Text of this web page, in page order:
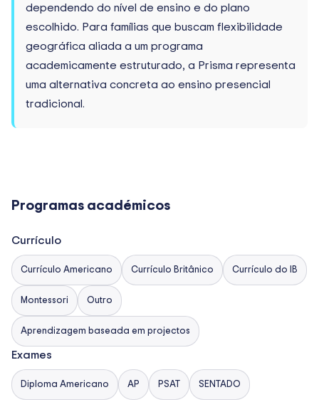
dependendo do nível de ensino e do plano
escolhido. Para famílias que buscam flexibilidade
geográfica aliada a um programa
academicamente estruturado, a Prisma representa
uma alternativa concreta ao ensino presencial
tradicional.
Programas académicos
Currículo
Currículo Americano Currículo Britânico Currículo do IB
Montessori Outro
Aprendizagem baseada em projectos
Exames
Diploma Americano AP PSAT SENTADO